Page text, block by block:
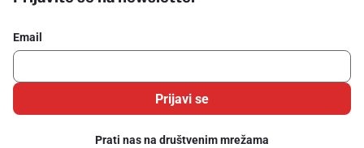
Email
Prijavi se
Prati nas na društvenim mrežama